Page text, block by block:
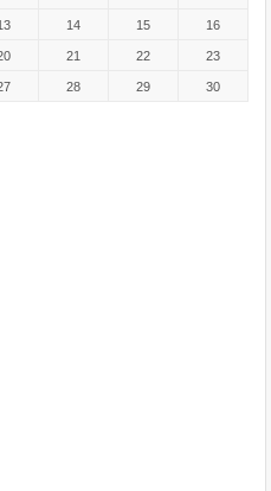
14 15 16
21 22 23
28 29 30